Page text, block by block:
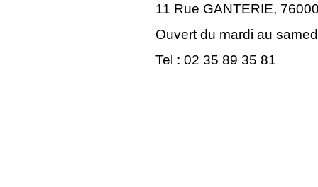
11 Rue GANTERIE,
Ouvert du mardi au
Tel : 02 35 89 35 81